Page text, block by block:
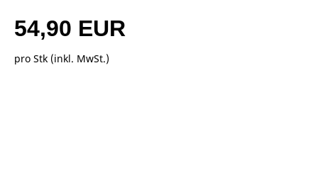
54,90 EUR
pro Stk (inkl. MwSt.)